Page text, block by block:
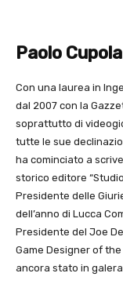
Paolo Cupola
Con una laurea in
dal 2007 con la
soprattutto di
tutte le sue
ha cominciato a
storico editore
Presidente delle
dell’anno di Lucca
Presidente del Joe
Game Designer of
ancora stato in